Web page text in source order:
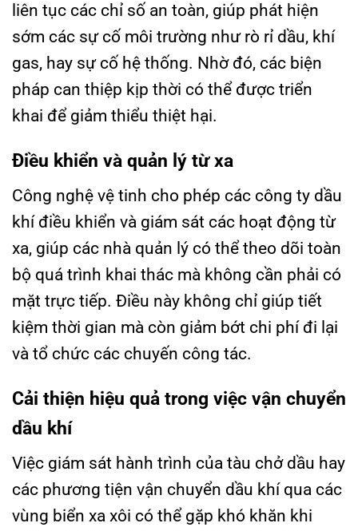
liên tục các chỉ số an toàn, giúp phát hiện
sớm các sự cố môi trường như rò rỉ dầu, khí
gas, hay sự cố hệ thống. Nhờ đó, các biện
pháp can thiệp kịp thời có thể được triển
khai để giảm thiểu thiệt hại.
Điều khiển và quản lý từ xa
Công nghệ vệ tinh cho phép các công ty dầu
khí điều khiển và giám sát các hoạt động từ
xa, giúp các nhà quản lý có thể theo dõi toàn
bộ quá trình khai thác mà không cần phải có
mặt trực tiếp. Điều này không chỉ giúp tiết
kiệm thời gian mà còn giảm bớt chi phí đi lại
và tổ chức các chuyến công tác.
Cải thiện hiệu quả trong việc vận chuyển
dầu khí
Việc giám sát hành trình của tàu chở dầu hay
các phương tiện vận chuyển dầu khí qua các
vùng biển xa xôi có thể gặp khó khăn khi